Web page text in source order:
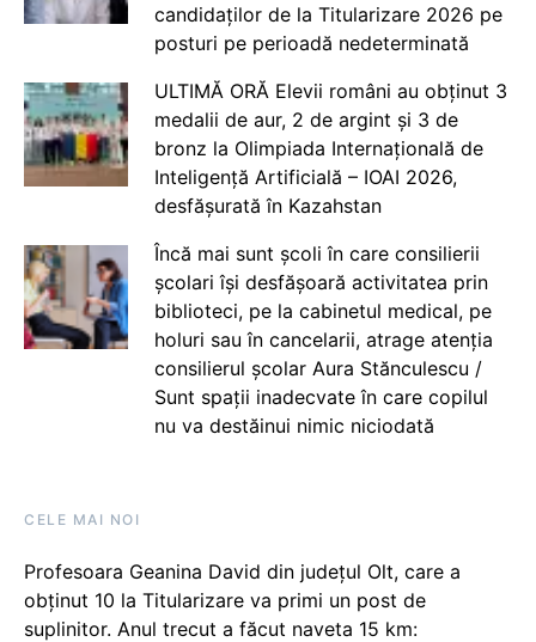
candidaților de la Titularizare 2026 pe
posturi pe perioadă nedeterminată
ULTIMĂ ORĂ Elevii români au obținut 3
medalii de aur, 2 de argint și 3 de
bronz la Olimpiada Internațională de
Inteligență Artificială – IOAI 2026,
desfășurată în Kazahstan
Încă mai sunt școli în care consilierii
școlari își desfășoară activitatea prin
biblioteci, pe la cabinetul medical, pe
holuri sau în cancelarii, atrage atenția
consilierul școlar Aura Stănculescu /
Sunt spații inadecvate în care copilul
nu va destăinui nimic niciodată
CELE MAI NOI
Profesoara Geanina David din județul Olt, care a
obținut 10 la Titularizare va primi un post de
suplinitor. Anul trecut a făcut naveta 15 km: